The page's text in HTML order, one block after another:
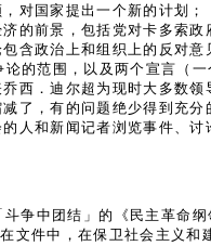
对国家提出一个新的计划；
的前景，包括党对卡多索
含政治上和组织上的反对意
的范围，以及两个宣言（
西．迪尔超为现时大多数
了，有的问题绝少得到充
人和新闻记者浏览事件、
争中团结」的《民主革命
文件中，在保卫社会主义